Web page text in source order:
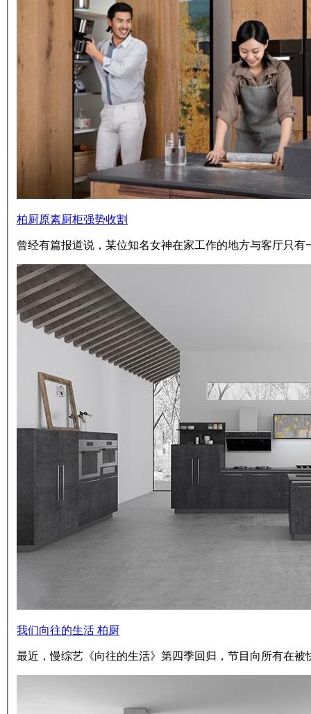
柏厨原素厨柜强势收割
曾经有篇报道说，某位知名女神在家工作的地方与客厅只有
我们向往的生活 柏厨
最近，慢综艺《向往的生活》第四季回归，节目向所有在被